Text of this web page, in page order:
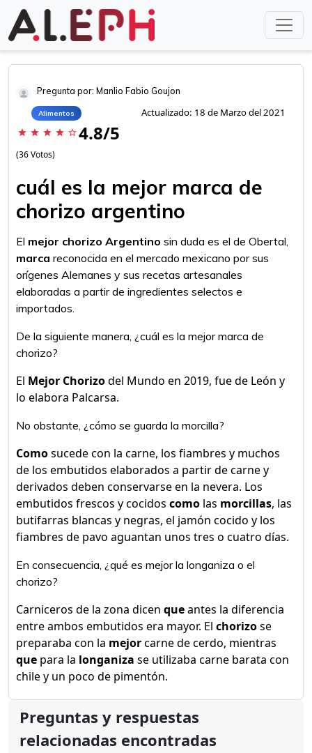
Pregunta por: Manlio Fabio Goujon
Alimentos Actualizado: 18 de Marzo del 2021
star star star star star_border 4.8/5
(36 Votos)
cuál es la mejor marca de
chorizo argentino
El mejor chorizo Argentino sin duda es el de Obertal,
marca reconocida en el mercado mexicano por sus
orígenes Alemanes y sus recetas artesanales
elaboradas a partir de ingredientes selectos e
importados.
De la siguiente manera, ¿cuál es la mejor marca de
chorizo?
El Mejor Chorizodel Mundo en 2019, fue de León y
lo elabora Palcarsa.
No obstante, ¿cómo se guarda la morcilla?
Comosucede con la carne, los fiambres y muchos
de los embutidos elaborados a partir de carne y
derivados deben conservarse en la nevera. Los
embutidos frescos y cocidos como las morcillas, las
butifarras blancas y negras, el jamón cocido y los
fiambres de pavo aguantan unos tres o cuatro días.
En consecuencia, ¿qué es mejor la longaniza o el
chorizo?
Carniceros de la zona dicen queantes la diferencia
entre ambos embutidos era mayor. El chorizose
preparaba con la mejorcarne de cerdo, mientras
que para la longaniza se utilizaba carne barata con
chile y un poco de pimentón.
Preguntas y respuestas
relacionadas encontradas